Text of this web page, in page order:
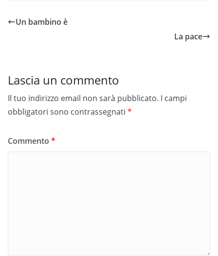
Un bambino è
La pace
Lascia un commento
Il tuo indirizzo email non sarà pubblicato. I campi
obbligatori sono contrassegnati *
Commento *